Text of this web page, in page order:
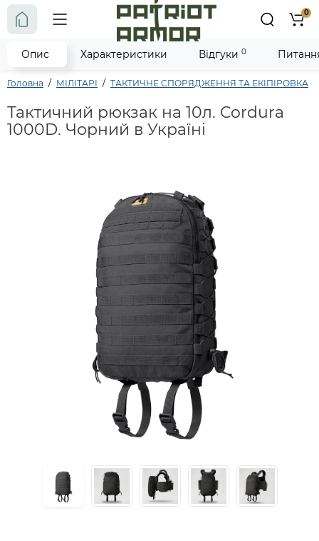
0
Головна МІЛІТАРІ ТАКТИЧНЕ СПОРЯДЖЕННЯ ТА ЕКІПІРОВКА
Тактичний рюкзак на 10л. Cordura
1000D. Чорний в Україні
Опис Характеристики Відгуки 0